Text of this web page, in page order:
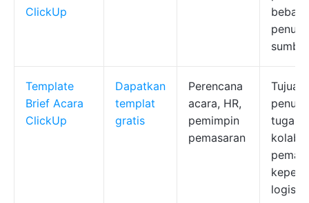
ClickUp
beban
Template
Brief Acara
ClickUp
Dapatkan
templat
gratis
Perencana
acara, HR,
pemimpin
pemasaran
Tujuan,
tugas,
logistik